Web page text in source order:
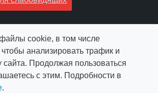
cookie, в том числе
анализировать трафик и
сайта. Продолжая пользоваться
с этим. Подробности в
.